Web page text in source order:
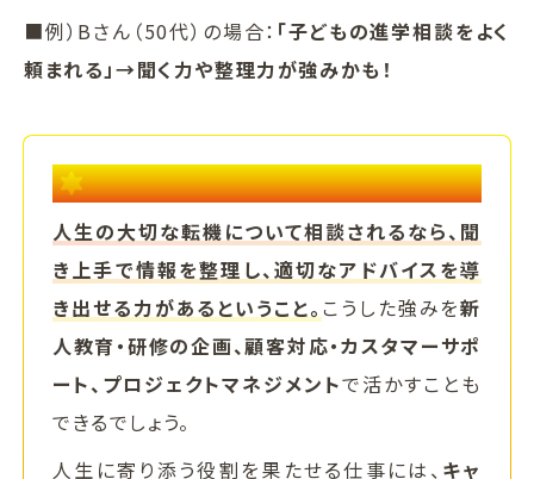
■例）Bさん（50代）の場合： 「子どもの進学相談をよく
頼まれる」→聞く力や整理力が強みかも！
聞く力や整理力をキャリアに活かす例
人生の大切な転機について相談されるなら、聞
き上手で情報を整理し、適切なアドバイスを導
き出せる力があるということ。 こうした強みを新
人教育・研修の企画、顧客対応・カスタマーサポ
ート、プロジェクトマネジメントで活かすことも
できるでしょう。
人生に寄り添う役割を果たせる仕事には、 キャ